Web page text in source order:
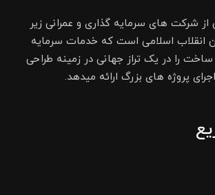
شرکت های سرمایه گذاری و عمرانی زیر
انقلاب اسلامی است که خدمات سرمایه
را در یک تراز جهانی در زمینه طراحی
پروژه های بزرگ ارائه میدهد.